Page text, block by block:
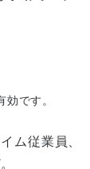
です。
ム従業員、